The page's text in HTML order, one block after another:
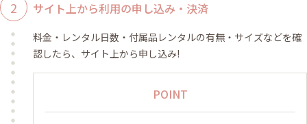
サイト上から利用の申し込み・決済
料金・レンタル日数・付属品レンタルの有無・サイズなどを確
認したら、サイト上から申し込み!
POINT